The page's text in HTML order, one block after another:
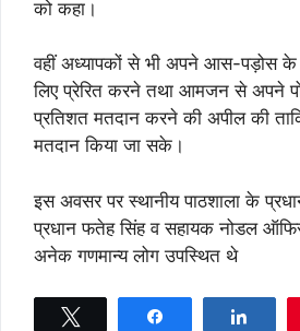
को कहा।
वहीं अध्यापकों से भी अपने आस-पड़ोस के
लिए प्रेरित करने तथा आमजन से अपने
प्रतिशत मतदान करने की अपील की
मतदान किया जा सके।
इस अवसर पर स्थानीय पाठशाला के
प्रधान फतेह सिंह व सहायक नोडल
अनेक गणमान्य लोग उपस्थित थे